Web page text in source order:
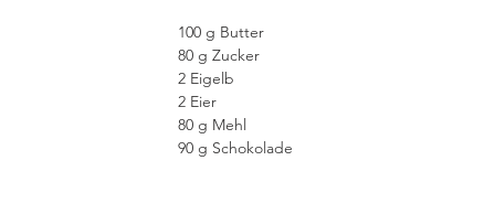
100 g Butter
80 g Zucker
2 Eigelb
2 Eier
80 g Mehl
90 g Schokolade